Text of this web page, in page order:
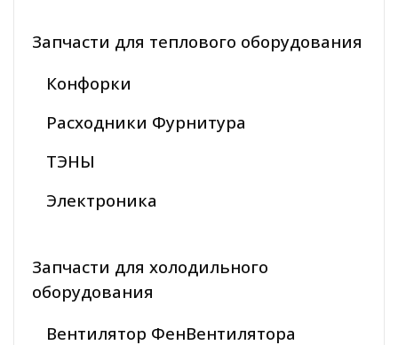
Запчасти для теплового оборудования
Конфорки
Расходники Фурнитура
ТЭНЫ
Электроника
Запчасти для холодильного
оборудования
Вентилятор ФенВентилятора